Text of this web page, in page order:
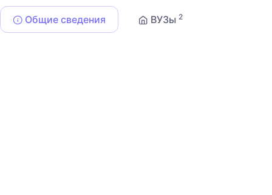
Общие сведения ВУЗы 2